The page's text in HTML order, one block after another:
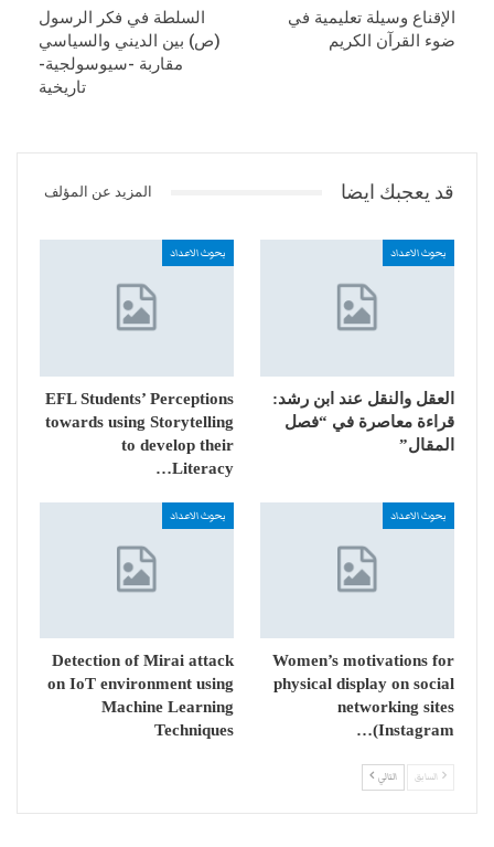
الإقناع وسيلة تعليمية في
ضوء القرآن الكريم
السلطة في فكر الرسول
(ص) بين الديني والسياسي
مقاربة -سيوسولجية-
تاريخية
قد يعجبك ايضا المزيد عن المؤلف
بحوث الاعداد
العقل والنقل عند ابن رشد:
قراءة معاصرة في “فصل
المقال”
بحوث الاعداد
EFL Students’ Perceptions
towards using Storytelling
to develop their
Literacy…
بحوث الاعداد
Women’s motivations for
physical display on social
networking sites
(Instagram…
بحوث الاعداد
Detection of Mirai attack
on IoT environment using
Machine Learning
Techniques
السابق التالي